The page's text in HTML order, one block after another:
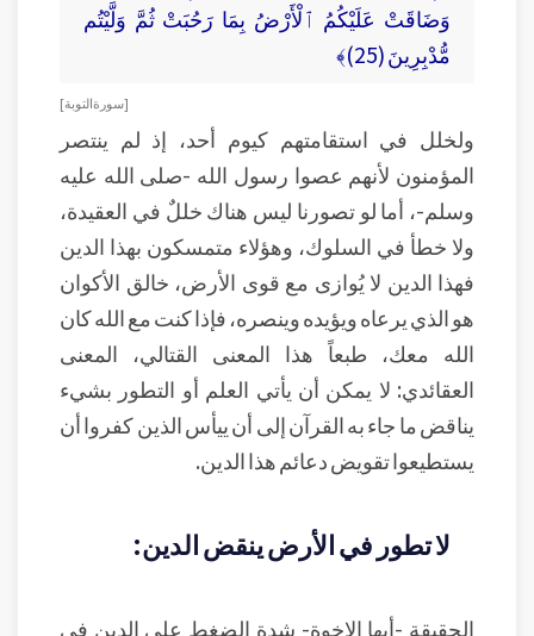
وَضَاقَتْ عَلَيْكُمُ ٱلْأَرْضُ بِمَا رَحُبَتْ ثُمَّ وَلَّيْتُم
مُّدْبِرِينَ (25)﴾
[ سورة التوبة ]
ولخلل في استقامتهم كيوم أحد، إذ لم ينتصر
المؤمنون لأنهم عصوا رسول الله -صلى الله عليه
وسلم-، أما لو تصورنا ليس هناك خللٌ في العقيدة،
ولا خطأ في السلوك، وهؤلاء متمسكون بهذا الدين
فهذا الدين لا يُوازى مع قوى الأرض، خالق الأكوان
هو الذي يرعاه ويؤيده وينصره، فإذا كنت مع الله كان
الله معك، طبعاً هذا المعنى القتالي، المعنى
العقائدي: لا يمكن أن يأتي العلم أو التطور بشيء
يناقض ما جاء به القرآن إلى أن ييأس الذين كفروا أن
يستطيعوا تقويض دعائم هذا الدين.
لا تطور في الأرض ينقض الدين:
الحقيقة -أيها الإخوة- شدة الضغط على الدين في